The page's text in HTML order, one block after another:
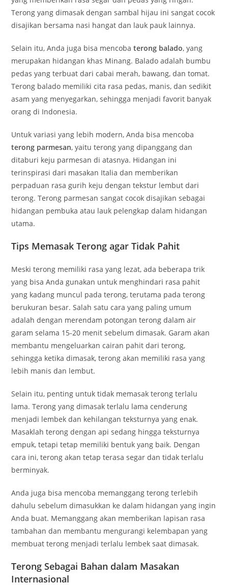
Terong yang dimasak dengan sambal hijau ini sangat cocok
disajikan bersama nasi hangat dan lauk pauk lainnya.
Selain itu, Anda juga bisa mencobaterong balado, yang
merupakan hidangan khas Minang. Balado adalah bumbu
pedas yang terbuat dari cabai merah, bawang, dan tomat.
Terong balado memiliki cita rasa pedas, manis, dan sedikit
asam yang menyegarkan, sehingga menjadi favorit banyak
orang di Indonesia.
Untuk variasi yang lebih modern, Anda bisa mencoba
terong parmesan, yaitu terong yang dipanggang dan
ditaburi keju parmesan di atasnya. Hidangan ini
terinspirasi dari masakan Italia dan memberikan
perpaduan rasa gurih keju dengan tekstur lembut dari
terong. Terong parmesan sangat cocok disajikan sebagai
hidangan pembuka atau lauk pelengkap dalam hidangan
utama.
Tips Memasak Terong agar Tidak Pahit
Meski terong memiliki rasa yang lezat, ada beberapa trik
yang bisa Anda gunakan untuk menghindari rasa pahit
yang kadang muncul pada terong, terutama pada terong
berukuran besar. Salah satu cara yang paling umum
adalah dengan merendam potongan terong dalam air
garam selama 15-20 menit sebelum dimasak. Garam akan
membantu mengeluarkan cairan pahit dari terong,
sehingga ketika dimasak, terong akan memiliki rasa yang
lebih manis dan lembut.
Selain itu, penting untuk tidak memasak terong terlalu
lama. Terong yang dimasak terlalu lama cenderung
menjadi lembek dan kehilangan teksturnya yang enak.
Masaklah terong dengan api sedang hingga teksturnya
empuk, tetapi tetap memiliki bentuk yang baik. Dengan
cara ini, terong akan tetap terasa segar dan tidak terlalu
berminyak.
Anda juga bisa mencoba memanggang terong terlebih
dahulu sebelum dimasukkan ke dalam hidangan yang ingin
Anda buat. Memanggang akan memberikan lapisan rasa
tambahan dan membantu mengurangi kelembapan yang
membuat terong menjadi terlalu lembek saat dimasak.
Terong Sebagai Bahan dalam Masakan
Internasional